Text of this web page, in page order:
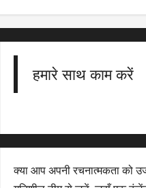
हमारे साथ काम करें
क्या आप अपनी रचनात्मकता को